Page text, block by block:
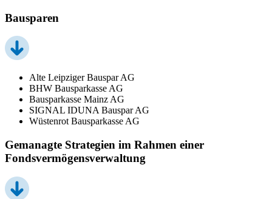
Bausparen
Alte Leipziger Bauspar AG
BHW Bausparkasse AG
Bausparkasse Mainz AG
SIGNAL IDUNA Bauspar AG
Wüstenrot Bausparkasse AG
Gemanagte Strategien im Rahmen einer
Fondsvermögensverwaltung